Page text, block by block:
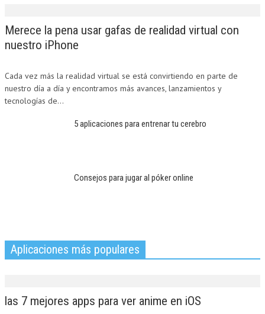
Merece la pena usar gafas de realidad virtual con
nuestro iPhone
Cada vez más la realidad virtual se está convirtiendo en parte de
nuestro día a día y encontramos más avances, lanzamientos y
tecnologías de...
5 aplicaciones para entrenar tu cerebro
Consejos para jugar al póker online
Aplicaciones más populares
las 7 mejores apps para ver anime en iOS